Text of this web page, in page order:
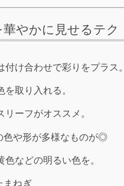
やかに見せるテク
付け合わせで彩りをプラス。
を取り入れる。
リーフがオススメ。
色や形が多様なものが◎
色などの明るい色を。
まねぎ